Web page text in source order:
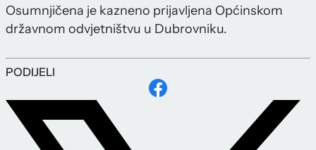
Osumnjičena je kazneno prijavljena Općinskom
državnom odvjetništvu u Dubrovniku.
PODIJELI